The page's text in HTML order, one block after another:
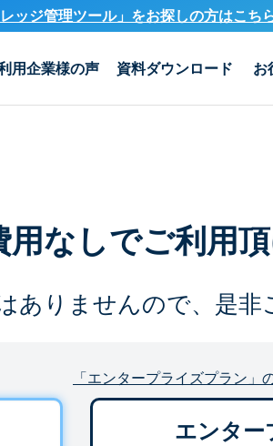
ッジ管理ツール」をお探しの方はこち
用企業様の声 資料ダウンロード お
なしでご利用頂
ありませんので、是非
「エンタープライズプラン」
エンター